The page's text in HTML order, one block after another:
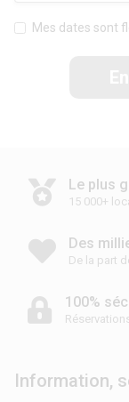
Mes dates sont
Le plus
15 000+
Des
De la part
100%
Information,